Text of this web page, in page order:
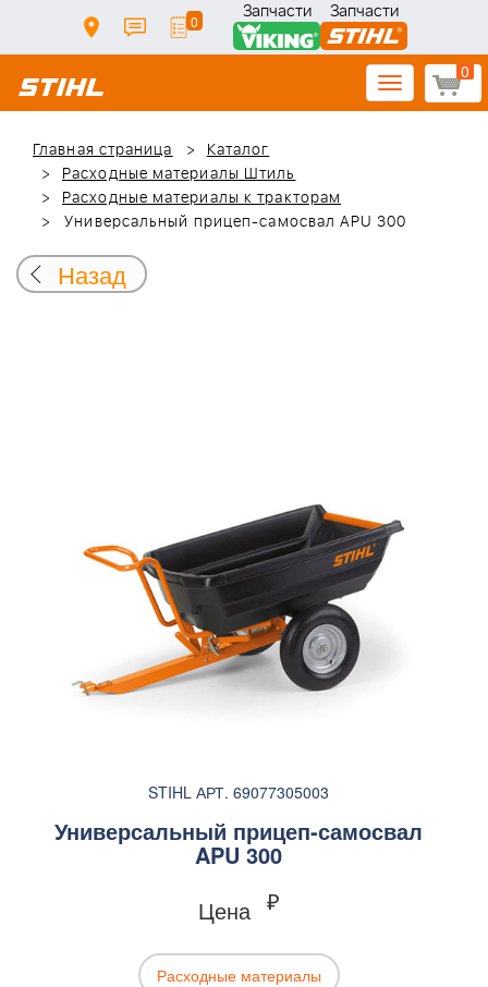
0 Запчасти Запчасти
0
Toggle
navigation
Главная страница
Каталог
Расходные материалы Штиль
Расходные материалы к тракторам
Универсальный прицеп-самосвал APU 300
Назад
STIHL АРТ. 69077305003
Универсальный прицеп-самосвал
APU 300
Цена ₽
Расходные материалы